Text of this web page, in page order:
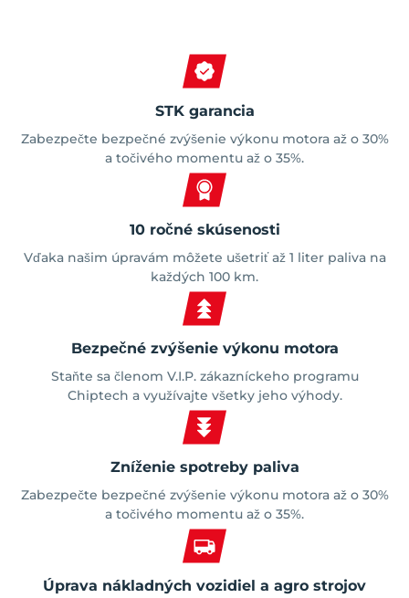
STK garancia
Zabezpečte bezpečné zvýšenie výkonu motora až o 30%
a točivého momentu až o 35%.
10 ročné skúsenosti
Vďaka našim úpravám môžete ušetriť až 1 liter paliva na
každých 100 km.
Bezpečné zvýšenie výkonu motora
Staňte sa členom V.I.P. zákazníckeho programu
Chiptech a využívajte všetky jeho výhody.
Zníženie spotreby paliva
Zabezpečte bezpečné zvýšenie výkonu motora až o 30%
a točivého momentu až o 35%.
Úprava nákladných vozidiel a agro strojov